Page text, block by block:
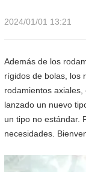
2024/01/01 13:21
Además de los
rígidos de bolas, los
rodamientos axiales,
lanzado un nuevo
un tipo no estándar.
necesidades.